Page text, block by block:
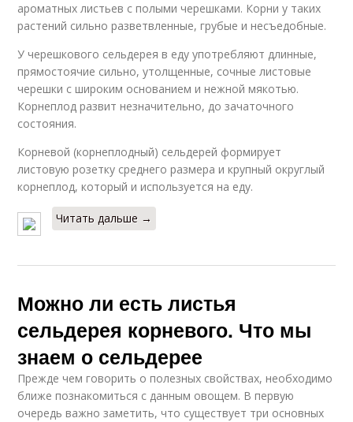
ароматных листьев с полыми черешками. Корни у таких
растений сильно разветвленные, грубые и несъедобные.
У черешкового сельдерея в еду употребляют длинные,
прямостоячие сильно, утолщенные, сочные листовые
черешки с широким основанием и нежной мякотью.
Корнеплод развит незначительно, до зачаточного
состояния.
Корневой (корнеплодный) сельдерей формирует
листовую розетку среднего размера и крупный округлый
корнеплод, который и используется на еду.
Читать дальше →
Можно ли есть листья
сельдерея корневого. Что мы
знаем о сельдерее
Прежде чем говорить о полезных свойствах, необходимо
ближе познакомиться с данным овощем. В первую
очередь важно заметить, что существует три основных